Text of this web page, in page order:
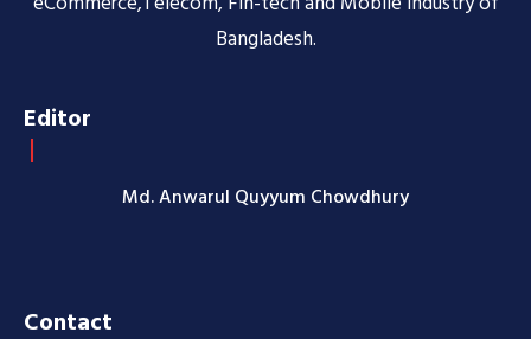
Bangladesh.
Editor
Md. Anwarul Quyyum Chowdhury
Contact